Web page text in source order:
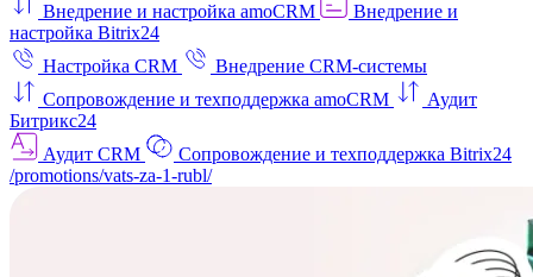
Внедрение и настройка amoCRM
Внедрение и
настройка Bitrix24
Настройка CRM
Внедрение CRM-системы
Сопровождение и техподдержка amoCRM
Аудит
Битрикс24
Аудит CRM
Сопровождение и техподдержка Bitrix24
/promotions/vats-za-1-rubl/